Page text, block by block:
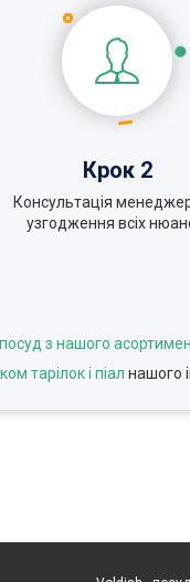
Крок 2
Консультація
узгодження всіх
посуд з нашого
тарілок і піал нашого